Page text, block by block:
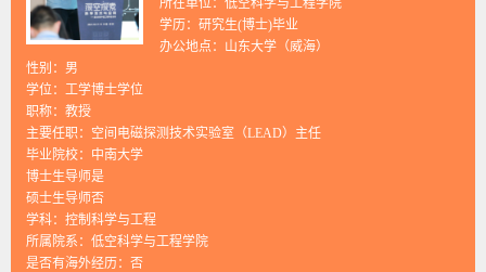
所在单位：低空科学与工程学院
学历：研究生(博士)毕业
办公地点：山东大学（威海）
性别：男
学位：工学博士学位
职称：教授
主要任职：空间电磁探测技术实验室（LEAD）主任
毕业院校：中南大学
博士生导师是
硕士生导师否
学科：控制科学与工程
所属院系：低空科学与工程学院
是否有海外经历：否